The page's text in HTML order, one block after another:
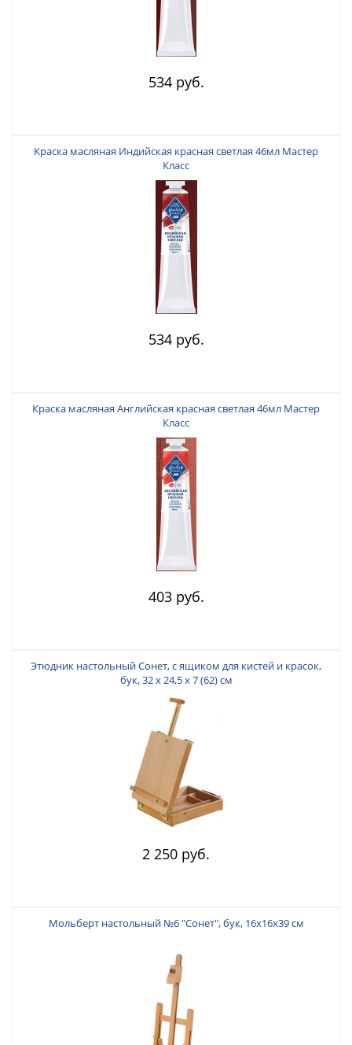
534 руб.
Краска масляная Индийская красная светлая 46мл Мастер
Класс
534 руб.
Краска масляная Английская красная светлая 46мл Мастер
Класс
403 руб.
Этюдник настольный Сонет, с ящиком для кистей и красок,
бук, 32 x 24,5 x 7 (62) см
2 250 руб.
Мольберт настольный №6 "Сонет", бук, 16х16х39 см